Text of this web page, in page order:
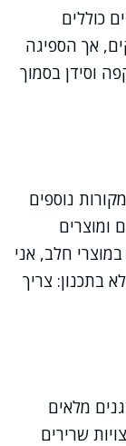
כוללים
אך הספיגה
וסידן בסמוך
נוספים
ומוצרים
חלב, אני
בתכנון: צריך
מלאים
שרירים